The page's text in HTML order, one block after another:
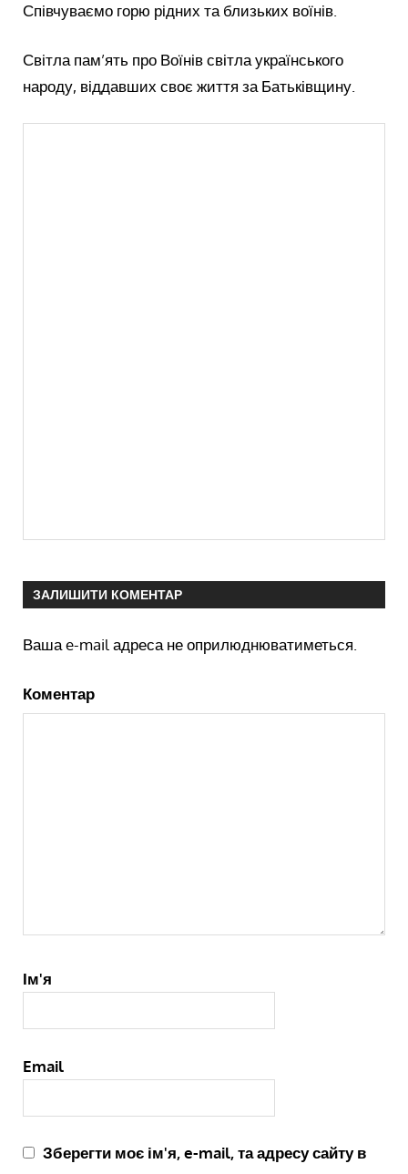
Співчуваємо горю рідних та близьких воїнів.
Світла пам’ять про Воїнів світла українського
народу, віддавших своє життя за Батьківщину.
ЗАЛИШИТИ КОМЕНТАР
Ваша e-mail адреса не оприлюднюватиметься.
Коментар
Ім'я
Email
Зберегти моє ім'я, e-mail, та адресу сайту в